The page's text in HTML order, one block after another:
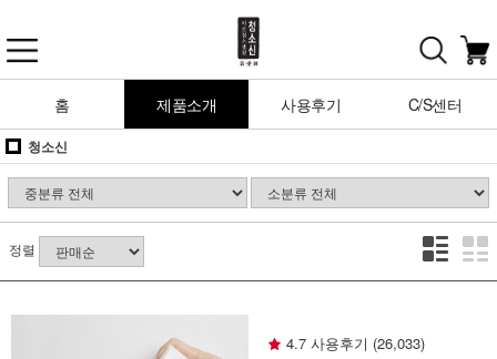
홈 제품소개 사용후기 C/S센터
청소신
정렬
4.7 사용후기 (26,033)